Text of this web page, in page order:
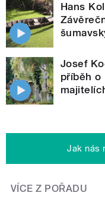
Hans
Josef
příběh o
Jak nás
VÍCE Z POŘADU